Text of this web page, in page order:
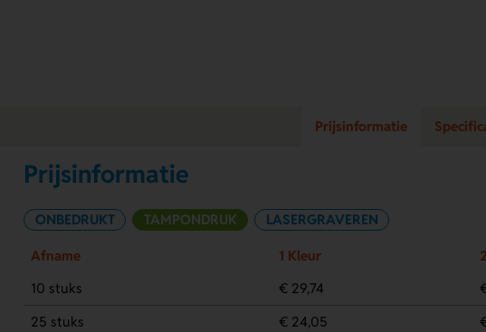
Prijsinformatie
Prijsinformatie
ONBEDRUKT TAMPONDRUK LASERGRAVEREN
Afname 1 Kleur
10 stuks
€ 29,74
25 stuks
€ 24,05